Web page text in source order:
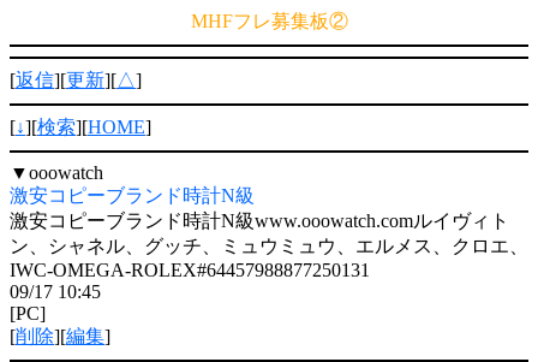
MHFフレ募集板②
[返信][更新][△]
[↓][検索][HOME]
▼ooowatch
激安コピーブランド時計N級
激安コピーブランド時計N級www.ooowatch.comルイヴィト
ン、シャネル、グッチ、ミュウミュウ、エルメス、クロエ、
IWC-OMEGA-ROLEX#64457988877250131
09/17 10:45
[PC]
[削除][編集]